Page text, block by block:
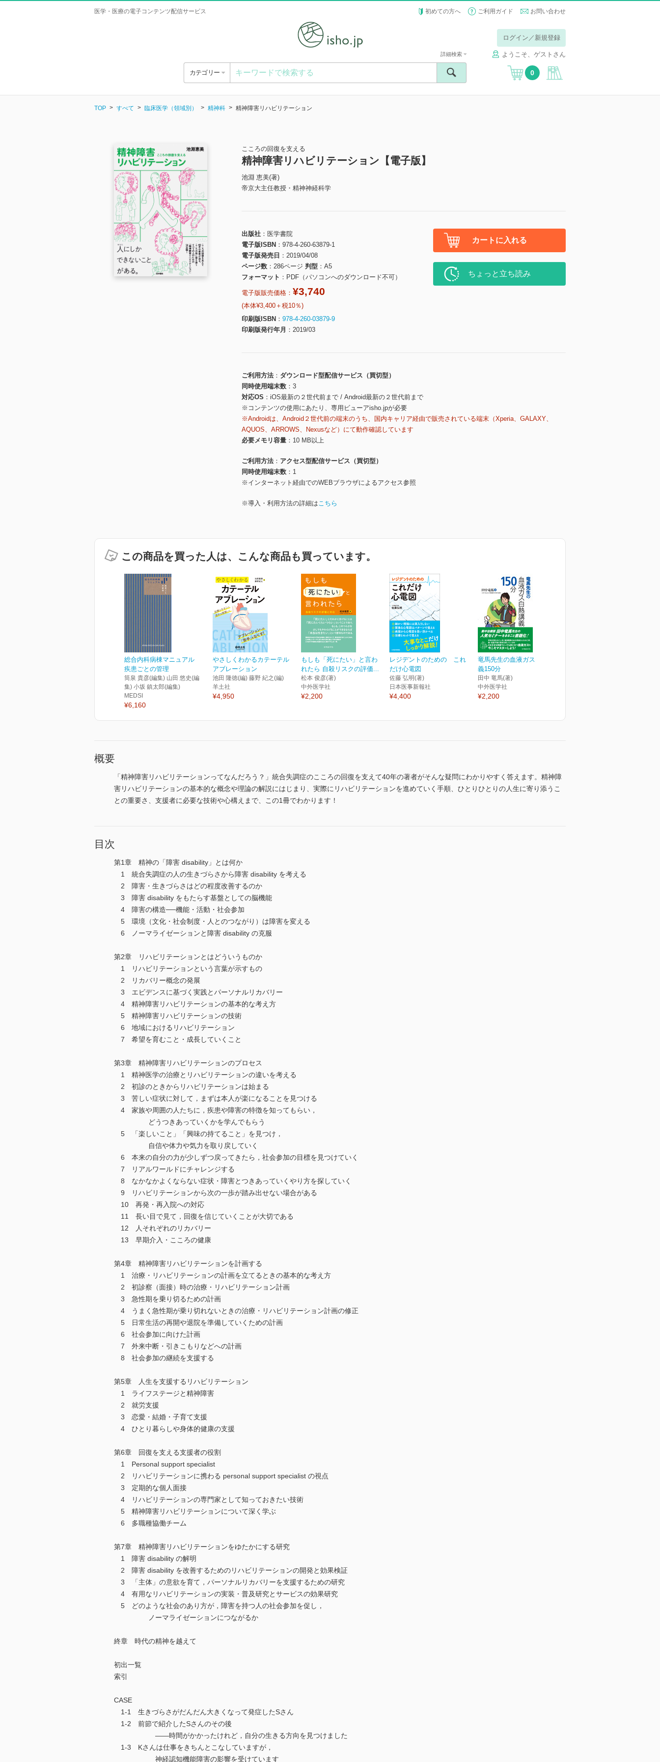
医学・医療の電子コンテンツ配信サービス 初めての方へ ご利用ガイド お問い合わせ
ログイン／新規登録
ようこそ、ゲストさん
カテゴリー
詳細検索
0
TOP すべて 臨床医学（領域別） 精神科 精神障害リハビリテーション
こころの回復を支える
精神障害リハビリテーション【電子版】
池淵 恵美(著)
帝京大主任教授・精神神経科学
出版社
医学書院
電子版ISBN
978-4-260-63879-1
電子版発売日
2019/04/08
ページ数
286ページ 判型
A5
フォーマット
PDF（パソコンへのダウンロード不可）
電子版販売価格： ¥3,740
(本体¥3,400＋税10％)
印刷版ISBN
978-4-260-03879-9
印刷版発行年月
2019/03
カートに入れる
ちょっと立ち読み
ご利用方法
ダウンロード型配信サービス（買切型）
同時使用端末数
3
対応OS
iOS最新の２世代前まで / Android最新の２世代前まで
※コンテンツの使用にあたり、専用ビューアisho.jpが必要
※Androidは、Android２世代前の端末のうち、国内キャリア経由で販売されている端末（Xperia、GALAXY、
AQUOS、ARROWS、Nexusなど）にて動作確認しています
必要メモリ容量
10 MB以上
ご利用方法
アクセス型配信サービス（買切型）
同時使用端末数
1
※インターネット経由でのWEBブラウザによるアクセス参照
※導入・利用方法の詳細はこちら
この商品を買った人は、こんな商品も買っています。
総合内科病棟マニュアル
疾患ごとの管理
筒泉 貴彦(編集) 山田 悠史(編
集) 小坂 鎮太郎(編集)
MEDSI
¥6,160
やさしくわかるカテーテル
アブレーション
池田 隆徳(編) 藤野 紀之(編)
羊土社
¥4,950
もしも「死にたい」と言わ
れたら 自殺リスクの評価...
松本 俊彦(著)
中外医学社
¥2,200
レジデントのための これ
だけ心電図
佐藤 弘明(著)
日本医事新報社
¥4,400
竜馬先生の血液ガス白熱講
義150分
田中 竜馬(著)
中外医学社
¥2,200
概要
「精神障害リハビリテーションってなんだろう？」統合失調症のこころの回復を支えて40年の著者がそんな疑問にわかりやすく答えます。精神障
害リハビリテーションの基本的な概念や理論の解説にはじまり、実際にリハビリテーションを進めていく手順、ひとりひとりの人生に寄り添うこ
との重要さ、支援者に必要な技術や心構えまで、この1冊でわかります！
目次
第1章 精神の「障害 disability」とは何か
1 統合失調症の人の生きづらさから障害 disability を考える
2 障害・生きづらさはどの程度改善するのか
3 障害 disability をもたらす基盤としての脳機能
4 障害の構造──機能・活動・社会参加
5 環境（文化・社会制度・人とのつながり）は障害を変える
6 ノーマライゼーションと障害 disability の克服
第2章 リハビリテーションとはどういうものか
1 リハビリテーションという言葉が示すもの
2 リカバリー概念の発展
3 エビデンスに基づく実践とパーソナルリカバリー
4 精神障害リハビリテーションの基本的な考え方
5 精神障害リハビリテーションの技術
6 地域におけるリハビリテーション
7 希望を育むこと・成長していくこと
第3章 精神障害リハビリテーションのプロセス
1 精神医学の治療とリハビリテーションの違いを考える
2 初診のときからリハビリテーションは始まる
3 苦しい症状に対して，まずは本人が楽になることを見つける
4 家族や周囲の人たちに，疾患や障害の特徴を知ってもらい，
どうつきあっていくかを学んでもらう
5 「楽しいこと」「興味の持てること」を見つけ，
自信や体力や気力を取り戻していく
6 本来の自分の力が少しずつ戻ってきたら，社会参加の目標を見つけていく
7 リアルワールドにチャレンジする
8 なかなかよくならない症状・障害とつきあっていくやり方を探していく
9 リハビリテーションから次の一歩が踏み出せない場合がある
10 再発・再入院への対応
11 長い目で見て，回復を信じていくことが大切である
12 人それぞれのリカバリー
13 早期介入・こころの健康
第4章 精神障害リハビリテーションを計画する
1 治療・リハビリテーションの計画を立てるときの基本的な考え方
2 初診察（面接）時の治療・リハビリテーション計画
3 急性期を乗り切るための計画
4 うまく急性期が乗り切れないときの治療・リハビリテーション計画の修正
5 日常生活の再開や退院を準備していくための計画
6 社会参加に向けた計画
7 外来中断・引きこもりなどへの計画
8 社会参加の継続を支援する
第5章 人生を支援するリハビリテーション
1 ライフステージと精神障害
2 就労支援
3 恋愛・結婚・子育て支援
4 ひとり暮らしや身体的健康の支援
第6章 回復を支える支援者の役割
1 Personal support specialist
2 リハビリテーションに携わる personal support specialist の視点
3 定期的な個人面接
4 リハビリテーションの専門家として知っておきたい技術
5 精神障害リハビリテーションについて深く学ぶ
6 多職種協働チーム
第7章 精神障害リハビリテーションをゆたかにする研究
1 障害 disability の解明
2 障害 disability を改善するためのリハビリテーションの開発と効果検証
3 「主体」の意欲を育て，パーソナルリカバリーを支援するための研究
4 有用なリハビリテーションの実装・普及研究とサービスの効果研究
5 どのような社会のあり方が，障害を持つ人の社会参加を促し，
ノーマライゼーションにつながるか
終章 時代の精神を越えて
初出一覧
索引
CASE
1-1 生きづらさがだんだん大きくなって発症したSさん
1-2 前節で紹介したSさんのその後
――時間がかかったけれど，自分の生きる方向を見つけました
1-3 Kさんは仕事をきちんとこなしていますが，
神経認知機能障害の影響を受けています